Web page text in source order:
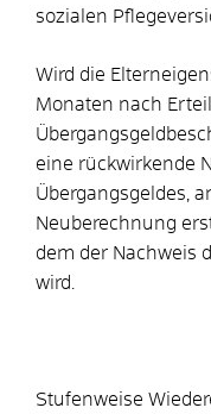
sozialen
Wird die
Monaten nach
eine rückwirkende
Übergangsgeldes,
Neuberechnung
dem der Nachweis
wird.
Stufenweise